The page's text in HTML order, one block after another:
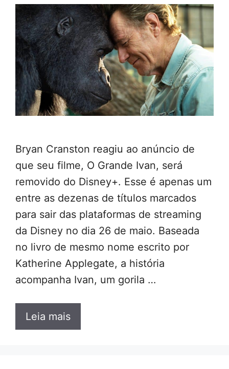
Bryan Cranston reagiu ao anúncio de
que seu filme, O Grande Ivan, será
removido do Disney+. Esse é apenas um
entre as dezenas de títulos marcados
para sair das plataformas de streaming
da Disney no dia 26 de maio. Baseada
no livro de mesmo nome escrito por
Katherine Applegate, a história
acompanha Ivan, um gorila …
Leia mais